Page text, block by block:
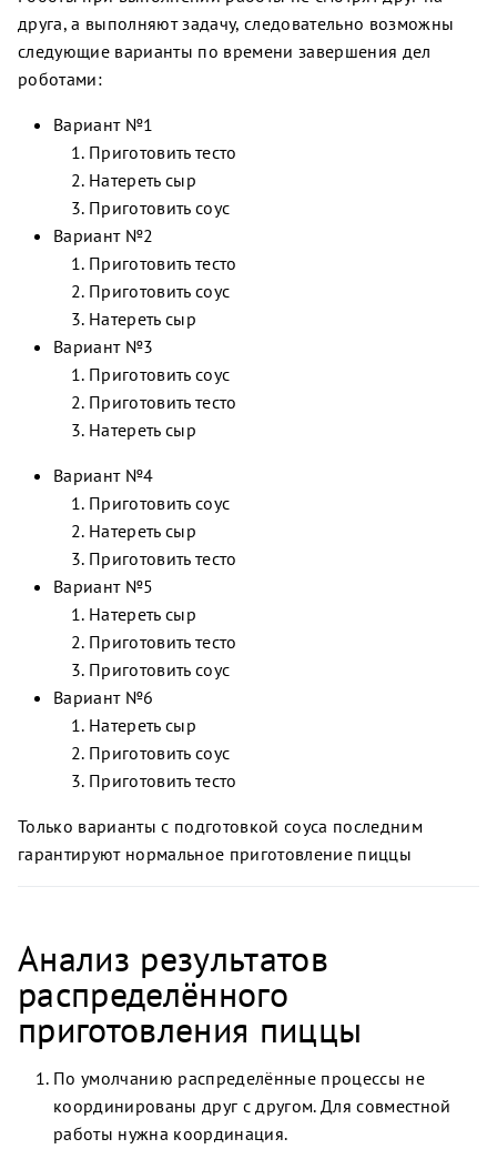
друга, а выполняют задачу, следовательно возможны
следующие варианты по времени завершения дел
роботами:
Вариант №1
Приготовить тесто
Натереть сыр
Приготовить соус
Вариант №2
Приготовить тесто
Приготовить соус
Натереть сыр
Вариант №3
Приготовить соус
Приготовить тесто
Натереть сыр
Вариант №4
Приготовить соус
Натереть сыр
Приготовить тесто
Вариант №5
Натереть сыр
Приготовить тесто
Приготовить соус
Вариант №6
Натереть сыр
Приготовить соус
Приготовить тесто
Только варианты с подготовкой соуса последним
гарантируют нормальное приготовление пиццы
Анализ результатов
распределённого
приготовления пиццы
По умолчанию распределённые процессы не
координированы друг с другом. Для совместной
работы нужна координация.